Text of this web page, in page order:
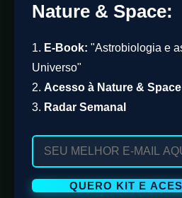
Nature & Space:
1. E-Book: "Astrobiologia e
Universo"
2. Acesso à Nature & Space
3. Radar Semanal